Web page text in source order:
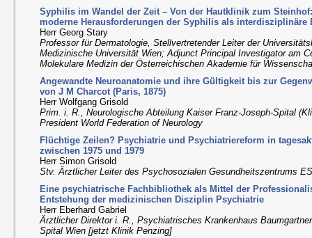
Syphilis im Wandel der Zeit – Von der Hautklinik zum
moderne Herausforderungen der Syphilis als interdisziplinäre
Herr Georg Stary
Professor für Dermatologie, Stellvertretender Leiter der
Medizinische Universität Wien; Adjunct Principal Investigator am
Molekulare Medizin der Österreichischen Akademie für
Angewandte Neuroanatomie und ihre Gültigkeit bis zur
von J M Charcot (Paris, 1875)
Herr Wolfgang Grisold
Prim. i. R., Neurologische Abteilung Kaiser Franz-Joseph-Spital
President World Federation of Neurology
Flüchtige Zeilen? Psychiatrie und Psychiatriereform in
zwischen 1975 und 1979
Herr Simon Grisold
Stv. Ärztlicher Leiter des Psychosozialen Gesundheitszentrums
Eine psychiatrische Fachbibliothek als Mittel der
Entstehung der medizinischen Disziplin Psychiatrie
Herr Eberhard Gabriel
Ärztlicher Direktor i. R., Psychiatrisches Krankenhaus
Spital Wien [jetzt Klinik Penzing]